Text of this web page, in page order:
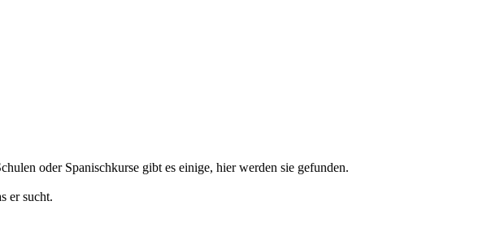
oder Spanischkurse gibt es einige, hier werden sie gefunden.
er sucht.